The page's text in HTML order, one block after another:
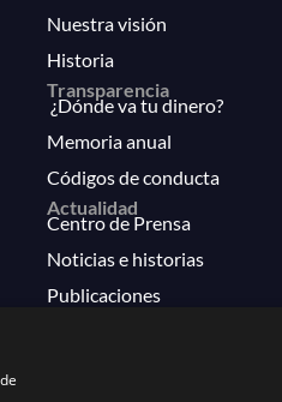
Nuestra visión
Historia
Transparencia
¿Dónde va tu dinero?
Memoria anual
Códigos de conducta
Actualidad
Centro de Prensa
Noticias e historias
Publicaciones